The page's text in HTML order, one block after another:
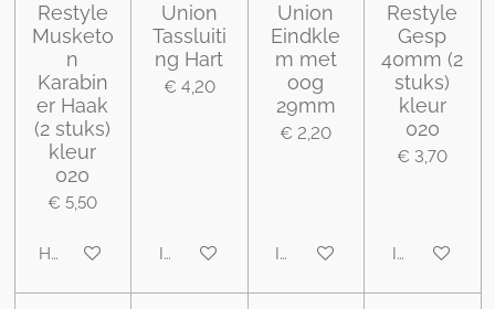
Restyle
Musketo
n
Karabin
er Haak
(2 stuks)
kleur
020
€ 5,50
Houd mij op de hoogte
Union
Tassluiti
ng Hart
€ 4,20
In winkelwagen
Union
Eindkle
m met
oog
29mm
€ 2,20
In winkelwagen
Restyle
Gesp
40mm (2
stuks)
kleur
020
€ 3,70
In